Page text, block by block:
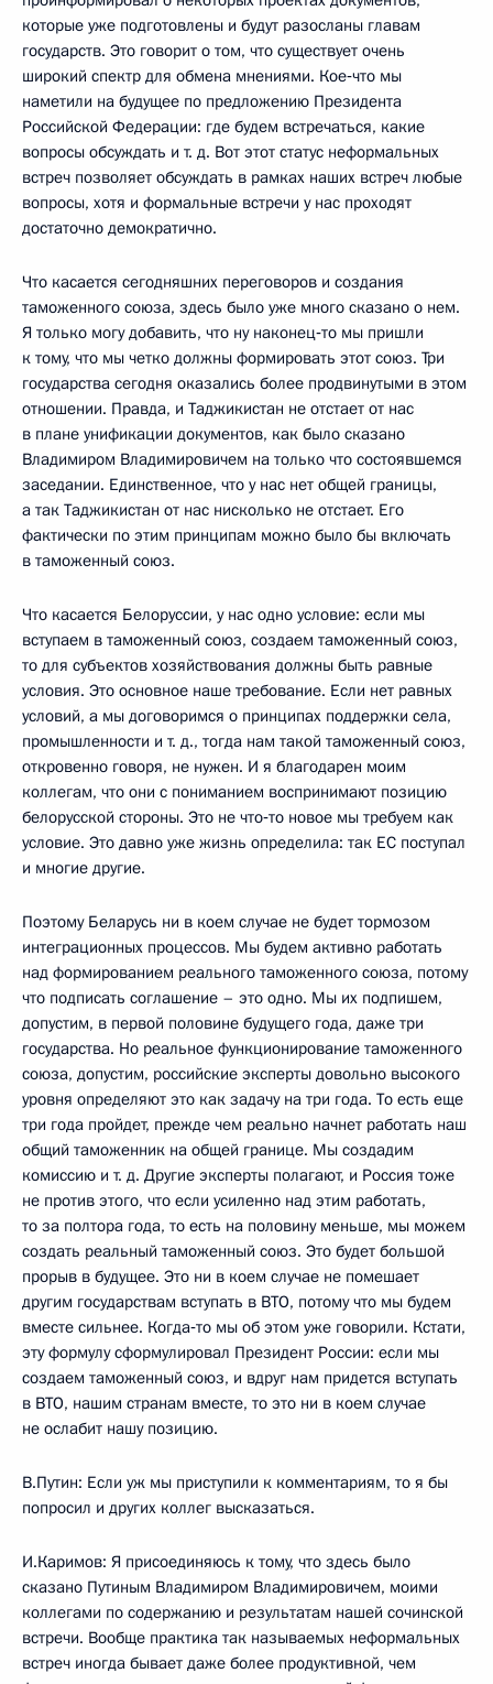
которые уже подготовлены и будут разосланы главам
государств. Это говорит о том, что существует очень
широкий спектр для обмена мнениями. Кое‑что мы
наметили на будущее по предложению Президента
Российской Федерации: где будем встречаться, какие
вопросы обсуждать и т. д. Вот этот статус неформальных
встреч позволяет обсуждать в рамках наших встреч любые
вопросы, хотя и формальные встречи у нас проходят
достаточно демократично.
Что касается сегодняшних переговоров и создания
таможенного союза, здесь было уже много сказано о нем.
Я только могу добавить, что ну наконец‑то мы пришли
к тому, что мы четко должны формировать этот союз. Три
государства сегодня оказались более продвинутыми в этом
отношении. Правда, и Таджикистан не отстает от нас
в плане унификации документов, как было сказано
Владимиром Владимировичем на только что состоявшемся
заседании. Единственное, что у нас нет общей границы,
а так Таджикистан от нас нисколько не отстает. Его
фактически по этим принципам можно было бы включать
в таможенный союз.
Что касается Белоруссии, у нас одно условие: если мы
вступаем в таможенный союз, создаем таможенный союз,
то для субъектов хозяйствования должны быть равные
условия. Это основное наше требование. Если нет равных
условий, а мы договоримся о принципах поддержки села,
промышленности и т. д., тогда нам такой таможенный союз,
откровенно говоря, не нужен. И я благодарен моим
коллегам, что они с пониманием воспринимают позицию
белорусской стороны. Это не что‑то новое мы требуем как
условие. Это давно уже жизнь определила: так ЕС поступал
и многие другие.
Поэтому Беларусь ни в коем случае не будет тормозом
интеграционных процессов. Мы будем активно работать
над формированием реального таможенного союза, потому
что подписать соглашение – это одно. Мы их подпишем,
допустим, в первой половине будущего года, даже три
государства. Но реальное функционирование таможенного
союза, допустим, российские эксперты довольно высокого
уровня определяют это как задачу на три года. То есть еще
три года пройдет, прежде чем реально начнет работать наш
общий таможенник на общей границе. Мы создадим
комиссию и т. д. Другие эксперты полагают, и Россия тоже
не против этого, что если усиленно над этим работать,
то за полтора года, то есть на половину меньше, мы можем
создать реальный таможенный союз. Это будет большой
прорыв в будущее. Это ни в коем случае не помешает
другим государствам вступать в ВТО, потому что мы будем
вместе сильнее. Когда‑то мы об этом уже говорили. Кстати,
эту формулу сформулировал Президент России: если мы
создаем таможенный союз, и вдруг нам придется вступать
в ВТО, нашим странам вместе, то это ни в коем случае
не ослабит нашу позицию.
В.Путин: Если уж мы приступили к комментариям, то я бы
попросил и других коллег высказаться.
И.Каримов: Я присоединяюсь к тому, что здесь было
сказано Путиным Владимиром Владимировичем, моими
коллегами по содержанию и результатам нашей сочинской
встречи. Вообще практика так называемых неформальных
встреч иногда бывает даже более продуктивной, чем